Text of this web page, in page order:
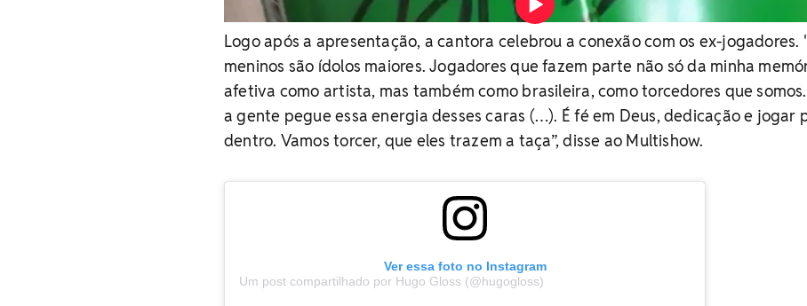
Logo após a apresentação, a cantora celebrou a conexão com os ex-jogadores.
meninos são ídolos maiores. Jogadores que fazem parte não só da minha
afetiva como artista, mas também como brasileira, como torcedores que
a gente pegue essa energia desses caras (…). É fé em Deus, dedicação e jogar
dentro. Vamos torcer, que eles trazem a taça”, disse ao Multishow.
Ver essa foto no Instagram
Um post compartilhado por Hugo Gloss (@hugogloss)